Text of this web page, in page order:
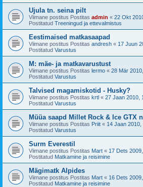
Ujula tn. seina pilt
Viimane postitus Postitas admin « 22 Okt
Postitatud Treeningud ja ettevalmistus
Eestimaised matkasaapad
Viimane postitus Postitas andresh « 17 Juun
Postitatud Varustus
M: mäe- ja matkavarustust
Viimane postitus Postitas lermo « 28 Mär
Postitatud Varustus
Talvised magamiskotid - Husky?
Viimane postitus Postitas krtl « 27 Jaan 2010,
Postitatud Varustus
Müüa saapd Millet Rock & Ice GTX
Viimane postitus Postitas Priit « 14 Jaan 2010,
Postitatud Varustus
Surm Everestil
Viimane postitus Postitas Mart « 17 Dets
Postitatud Matkamine ja reisimine
Mägimatk Alpides
Viimane postitus Postitas Mart « 16 Dets
Postitatud Matkamine ja reisimine